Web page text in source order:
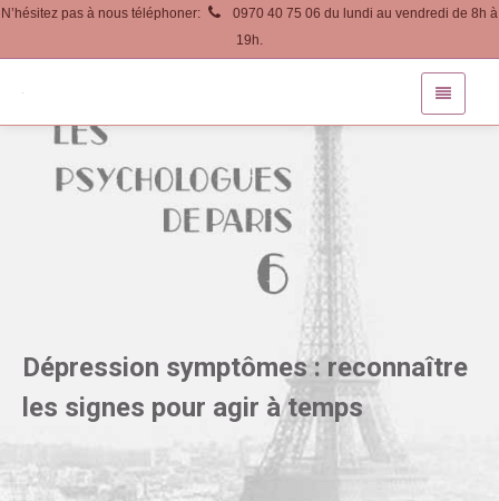
N’hésitez pas à nous téléphoner:
0970 40 75 06 du lundi au vendredi de 8h à
19h.
Dépression symptômes : reconnaître
les signes pour agir à temps